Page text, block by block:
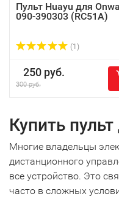
Пульт Huayu для Onwa
090-390303 (RC51A)
(1)
250 руб.
300 руб.
Купить
Многие владельцы
дистанционного
все устройство. Это
часто в сложных